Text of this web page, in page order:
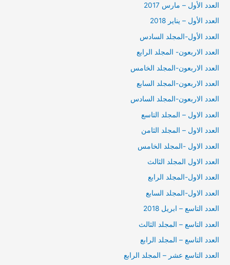
العدد الأول – مارس 2017
العدد الأول – يناير 2018
العدد الأول-المجلد السادس
العدد الاربعون- المجلد الرابع
العدد الاربعون-المجلد الخامس
العدد الاربعون-المجلد السابع
العدد الاربعون-المجلد السادس
العدد الاول – المجلد التاسع
العدد الاول – المجلد الثامن
العدد الاول -المجلد الخامس
العدد الاول المجلد الثالث
العدد الاول-المجلد الرابع
العدد الاول-المجلد السابع
العدد التاسع – ابريل 2018
العدد التاسع – المجلد الثالث
العدد التاسع – المجلد الرابع
العدد التاسع عشر – المجلد الرابع